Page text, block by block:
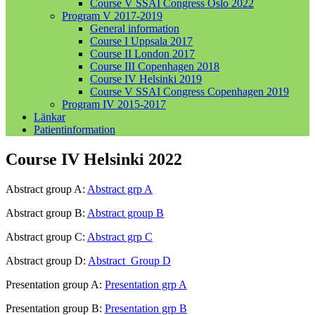
Course V SSAI Congress Oslo 2022
Program V 2017-2019
General information
Course I Uppsala 2017
Course II London 2017
Course III Copenhagen 2018
Course IV Helsinki 2019
Course V SSAI Congress Copenhagen 2019
Program IV 2015-2017
Länkar
Patientinformation
Course IV Helsinki 2022
Abstract group A: Abstract grp A
Abstract group B: Abstract group B
Abstract group C: Abstract grp C
Abstract group D: Abstract_Group D
Presentation group A: Presentation grp A
Presentation group B: Presentation grp B